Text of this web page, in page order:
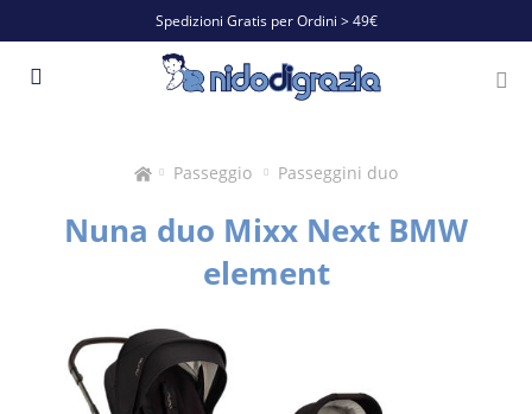
Spedizioni Gratis per Ordini > 49€
Passeggio Passeggini duo
Nuna duo Mixx Next BMW
element